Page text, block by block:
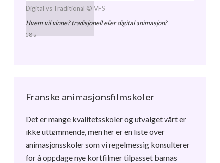
Digital vs Traditional © VFS
Hvem vil vinne? tradisjonell eller digital animasjon?
58 s
Franske animasjonsfilmskoler
Det er mange kvalitetsskoler og utvalget vårt er
ikke uttømmende, men her er en liste over
animasjonsskoler som vi regelmessig konsulterer
for å oppdage nye kortfilmer tilpasset barnas